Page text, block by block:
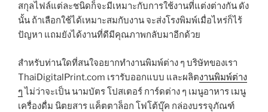
สกุลไฟล์แต่ละชนิดก็จะมีเหมาะกับการใช้งานที่แต่งต่างกัน ดัง
นั้น ถ้าเลือกใช้ได้เหมาะสมกับงาน จะส่งโรงพิมพ์เมื่อไหร่ก็ไร้
ปัญหา แถมยังได้งานที่ดีมีคุณภาพกลับมาอีกด้วย
สำหรับท่านใดที่สนใจอยากทำงานพิมพ์ต่าง ๆ บริษัทของเรา
ThaiDigitalPrint.com เรารับออกแบบ และผลิตงานพิมพ์ต่าง
ๆไม่ว่าจะเป็น นามบัตร โปสเตอร์ การ์ดต่าง ๆ เมนูอาหาร เมนู
เครื่องดื่ม นิตยสาร แค็ตตาล็อก โฟโต้บุ๊ค กล่องบรรจุภัณฑ์